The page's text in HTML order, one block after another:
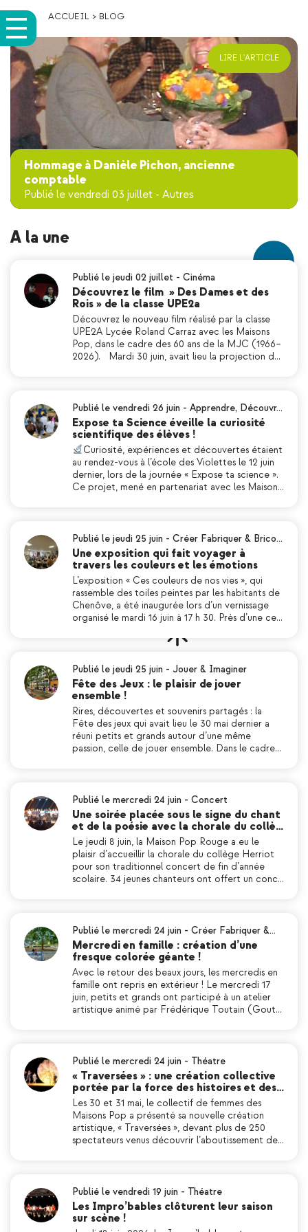
ACCUEIL > BLOG
Hommage à Danièle Pichon, ancienne
comptable
Publié le vendredi 03 juillet - Autres
LIRE L'ARTICLE
A la une
Publié le jeudi 02 juillet - Cinéma
Découvrez le film » Des Dames et des
Rois » de la classe UPE2a
Découvrez le nouveau film réalisé par la classe
UPE2A Lycée Roland Carraz avec les Maisons
Pop, dans le cadre des 60 ans de la MJC (1966–
2026). Mardi 30 juin, avait lieu la projection d…
Publié le vendredi 26 juin - Apprendre, Découvr…
Expose ta Science éveille la curiosité
scientifique des élèves !
Curiosité, expériences et découvertes étaient
au rendez-vous à l’école des Violettes le 12 juin
dernier, lors de la journée « Expose ta science ».
Ce projet, mené en partenariat avec les Maison…
Publié le jeudi 25 juin - Créer Fabriquer & Brico…
Une exposition qui fait voyager à
travers les couleurs et les émotions
L’exposition « Ces couleurs de nos vies », qui
rassemble des toiles peintes par les habitants de
Chenôve, a été inaugurée lors d’un vernissage
organisé le mardi 16 juin à 17 h 30. Près d’une ce…
Publié le jeudi 25 juin - Jouer & Imaginer
Fête des Jeux : le plaisir de jouer
ensemble !
Rires, découvertes et souvenirs partagés : la
Fête des jeux qui avait lieu le 30 mai dernier a
réuni petits et grands autour d’une même
passion, celle de jouer ensemble. Dans le cadre…
Publié le mercredi 24 juin - Concert
Une soirée placée sous le signe du chant
et de la poésie avec la chorale du collè…
Le jeudi 8 juin, la Maison Pop Rouge a eu le
plaisir d’accueillir la chorale du collège Herriot
pour son traditionnel concert de fin d’année
scolaire. 34 jeunes chanteurs ont offert un conc…
Publié le mercredi 24 juin - Créer Fabriquer &…
Mercredi en famille : création d’une
fresque colorée géante !
Avec le retour des beaux jours, les mercredis en
famille ont repris en extérieur ! Le mercredi 17
juin, petits et grands ont participé à un atelier
artistique animé par Frédérique Toutain (Gout…
Publié le mercredi 24 juin - Théatre
« Traversées » : une création collective
portée par la force des histoires et des…
Les 30 et 31 mai, le collectif de femmes des
Maisons Pop a présenté sa nouvelle création
artistique, « Traversées », devant plus de 250
spectateurs venus découvrir l’aboutissement de…
Publié le vendredi 19 juin - Théatre
Les Impro’bables clôturent leur saison
sur scène !